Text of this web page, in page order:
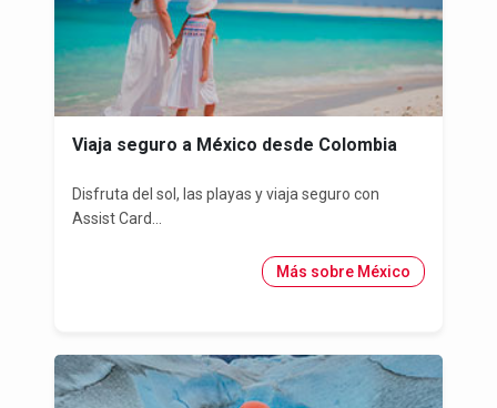
Viaja seguro a México desde Colombia
Disfruta del sol, las playas y viaja seguro con
Assist Card...
Más sobre México